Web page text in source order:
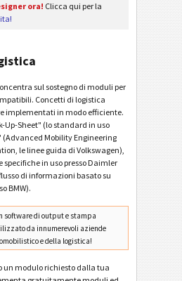
ora! Clicca qui per la
sul sostegno di moduli per
Concetti di logistica
implementati in modo efficiente.
Up-Sheet" (lo standard in uso
(Advanced Mobility Engineering
le linee guida di Volkswagen),
specifiche in uso presso Daimler
di informazioni basato su
BMW).
software di output e stampa
da innumerevoli aziende
e della logistica!
un modulo richiesto dalla tua